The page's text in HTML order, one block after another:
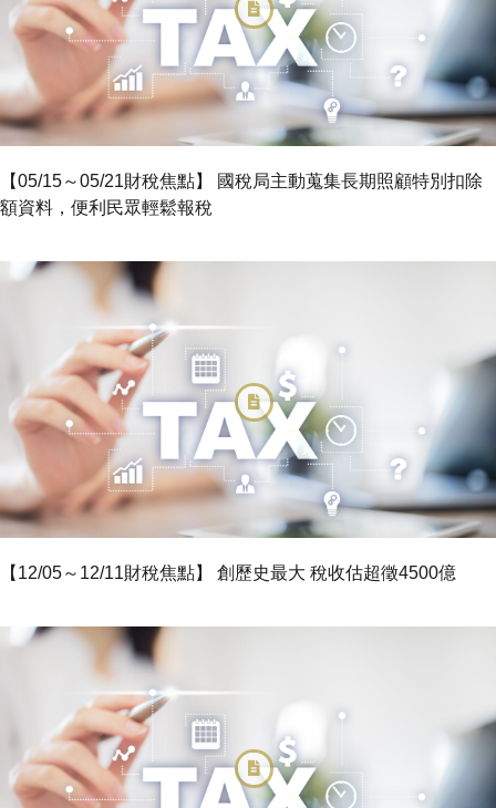
【05/15～05/21財稅焦點】 國稅局主動蒐集長期照顧特別扣除
額資料，便利民眾輕鬆報稅
【12/05～12/11財稅焦點】 創歷史最大 稅收估超徵4500億